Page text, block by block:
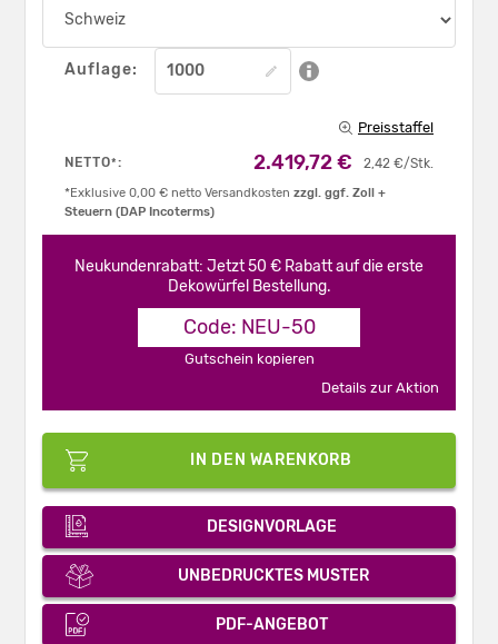
Auflage:
Preisstaffel
NETTO*: 2,42 €/Stk.
2.419,72 €
*Exklusive 0,00 € netto Versandkosten zzgl. ggf. Zoll +
Steuern (DAP Incoterms)
Neukundenrabatt: Jetzt 50 € Rabatt auf die erste
Dekowürfel Bestellung.
Code: NEU-50
Gutschein kopieren
Details zur Aktion
IN DEN WARENKORB
DESIGNVORLAGE
UNBEDRUCKTES MUSTER
PDF-ANGEBOT